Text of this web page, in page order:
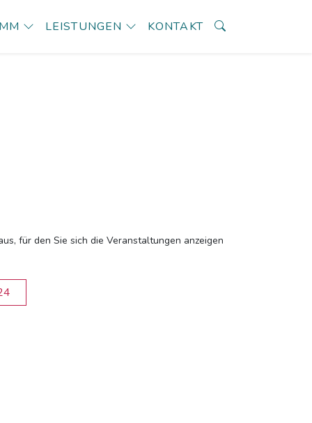
LEISTUNGEN KONTAKT
für den Sie sich die Veranstaltungen anzeigen